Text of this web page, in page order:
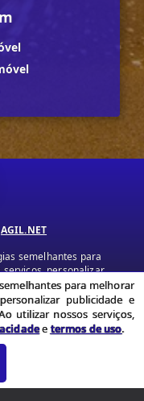
AGIL.NET
semelhantes para
personalizar
interesse. Ao utilizar
política de privacidade e
de uso
para melhorar
publicidade e
utilizar nossos serviços,
etermos de uso.